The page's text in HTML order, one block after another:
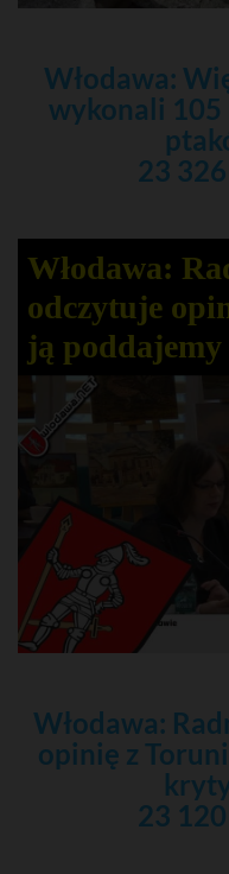
Włodawa:
wykonali 105
23
Włodawa:
odczytuje
ją
Włodawa:
opinię z
23